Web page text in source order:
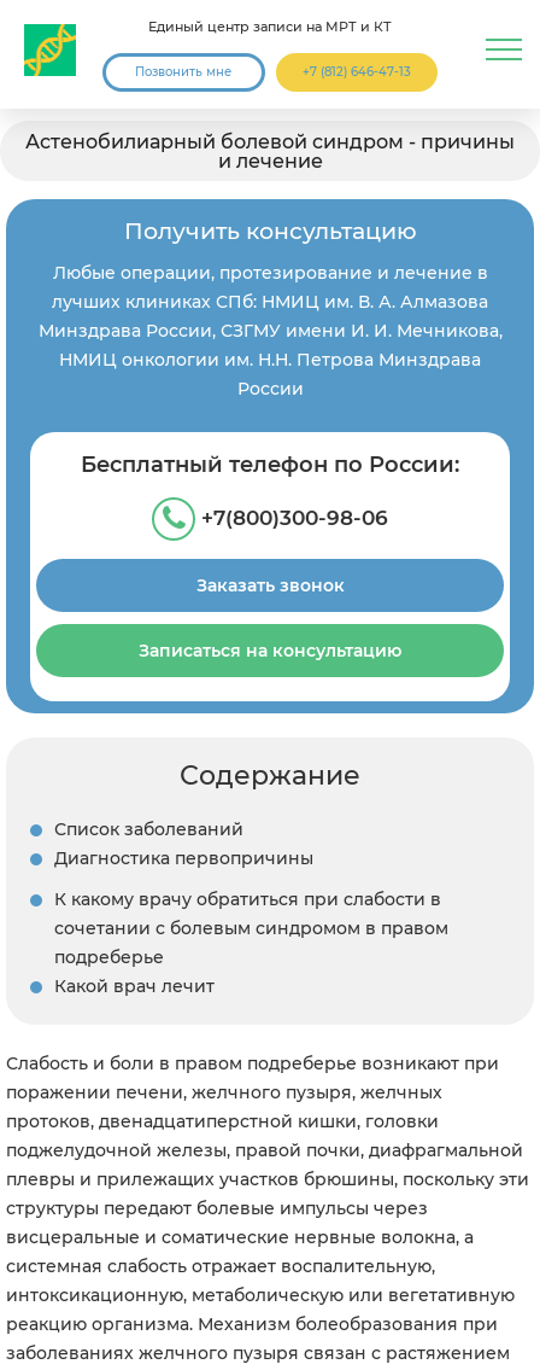
Единый центр записи на МРТ и КТ
Позвонить мне +7 (812) 646-47-13
Астенобилиарный болевой синдром - причины
и лечение
Получить консультацию
Любые операции, протезирование и лечение в
лучших клиниках СПб: НМИЦ им. В. А. Алмазова
Минздрава России, СЗГМУ имени И. И. Мечникова,
НМИЦ онкологии им. Н.Н. Петрова Минздрава
России
Бесплатный телефон по России:
+7(800)300-98-06
Заказать звонок
Записаться на консультацию
Содержание
Список заболеваний
Диагностика первопричины
К какому врачу обратиться при слабости в
сочетании с болевым синдромом в правом
подреберье
Какой врач лечит
Слабость и боли в правом подреберье возникают при
поражении печени, желчного пузыря, желчных
протоков, двенадцатиперстной кишки, головки
поджелудочной железы, правой почки, диафрагмальной
плевры и прилежащих участков брюшины, поскольку эти
структуры передают болевые импульсы через
висцеральные и соматические нервные волокна, а
системная слабость отражает воспалительную,
интоксикационную, метаболическую или вегетативную
реакцию организма. Механизм болеобразования при
заболеваниях желчного пузыря связан с растяжением